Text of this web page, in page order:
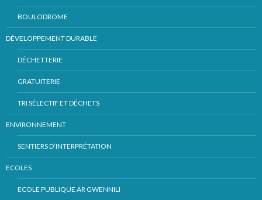
BOULODROME
DÉVELOPPEMENT DURABLE
DÉCHETTERIE
GRATUITERIE
TRI SÉLECTIF ET DÉCHETS
ENVIRONNEMENT
SENTIERS D’INTERPRÉTATION
ECOLES
ECOLE PUBLIQUE AR GWENNILI